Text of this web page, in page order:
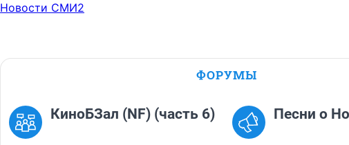
Новости СМИ2
ФОРУМЫ
КиноБЗал (NF) (часть 6) Песни о